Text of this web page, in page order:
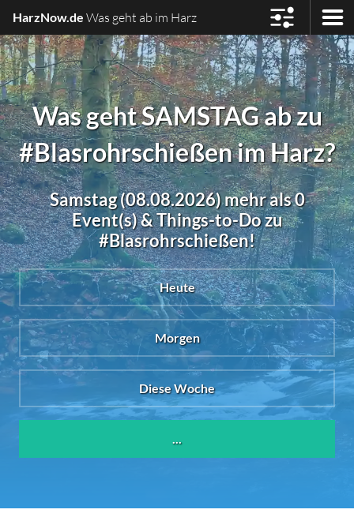
HarzNow.de Was geht ab im Harz
Was geht SAMSTAG ab zu
#Blasrohrschießen im Harz?
Samstag (08.08.2026) mehr als 0
Event(s) & Things-to-Do zu
#Blasrohrschießen!
Heute
Morgen
Diese Woche